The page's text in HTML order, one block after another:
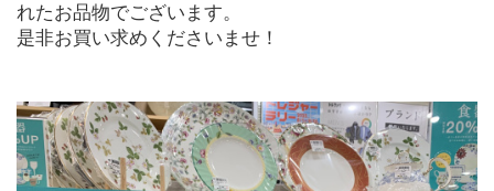
れたお品物でございます。
是非お買い求めくださいませ！